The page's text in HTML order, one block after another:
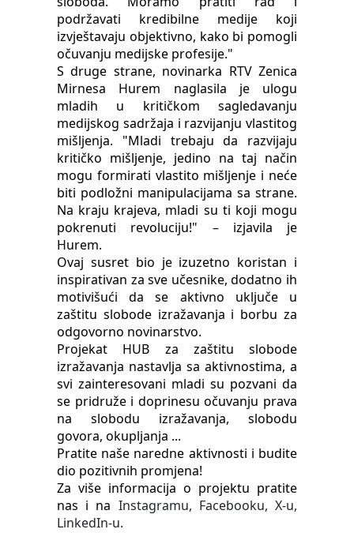
podržavati kredibilne medije koji
izvještavaju objektivno, kako bi pomogli
očuvanju medijske profesije."
S druge strane, novinarka RTV Zenica
Mirnesa Hurem naglasila je ulogu
mladih u kritičkom sagledavanju
medijskog sadržaja i razvijanju vlastitog
mišljenja. "Mladi trebaju da razvijaju
kritičko mišljenje, jedino na taj način
mogu formirati vlastito mišljenje i neće
biti podložni manipulacijama sa strane.
Na kraju krajeva, mladi su ti koji mogu
pokrenuti revoluciju!" – izjavila je
Hurem.
Ovaj susret bio je izuzetno koristan i
inspirativan za sve učesnike, dodatno ih
motivišući da se aktivno uključe u
zaštitu slobode izražavanja i borbu za
odgovorno novinarstvo.
Projekat HUB za zaštitu slobode
izražavanja nastavlja sa aktivnostima, a
svi zainteresovani mladi su pozvani da
se pridruže i doprinesu očuvanju prava
na slobodu izražavanja, slobodu
govora, okupljanja ...
Pratite naše naredne aktivnosti i budite
dio pozitivnih promjena!
Za više informacija o projektu pratite
nas i na Instagramu, Facebooku,X-u,
LinkedIn-u.